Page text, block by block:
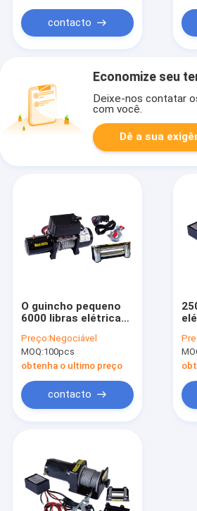
contacto
Economize seu
Deixe-nos contatar
com você.
Dê a sua
O guincho pequeno
6000 libras elétricas
automático dentro -
- rufe para o
armazém
Preço:Negociável
MOQ:100pcs
obtenha o ultimo preço
contacto
do